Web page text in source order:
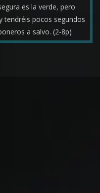
es la verde, pero
tendréis pocos segundos
a salvo. (2-8p)